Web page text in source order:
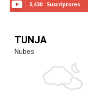
5,430 Suscriptores
TUNJA
Nubes